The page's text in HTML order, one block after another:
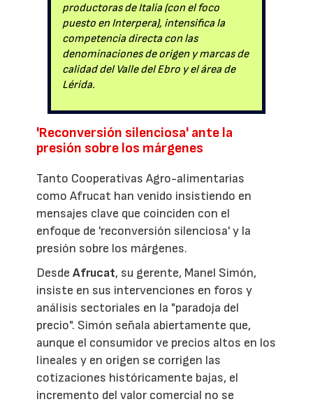
productoras de Italia (con el foco
puesto en Interpera), intensifica la
competencia directa con las
denominaciones de origen y marcas de
calidad del Valle del Ebro y el área de
Lérida.
'Reconversión silenciosa' ante la
presión sobre los márgenes
Tanto Cooperativas Agro-alimentarias
como Afrucat han venido insistiendo en
mensajes clave que coinciden con el
enfoque de 'reconversión silenciosa' y la
presión sobre los márgenes.
DesdeAfrucat, su gerente, Manel Simón,
insiste en sus intervenciones en foros y
análisis sectoriales en la "paradoja del
precio". Simón señala abiertamente que,
aunque el consumidor ve precios altos en los
lineales y en origen se corrigen las
cotizaciones históricamente bajas, el
incremento del valor comercial no se